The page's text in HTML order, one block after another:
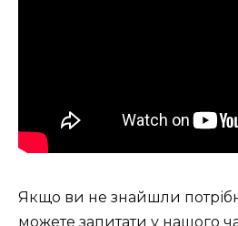
Якщо ви не знайшли
можете запитати у нашого